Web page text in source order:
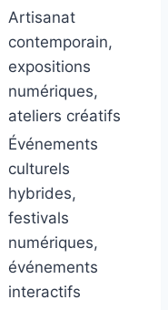
Artisanat
contemporain,
expositions
numériques,
ateliers créatifs
Événements
culturels
hybrides,
festivals
numériques,
événements
interactifs